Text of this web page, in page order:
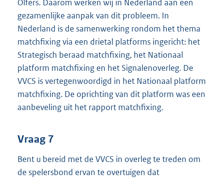
Olfers. Daarom werken wij in Nederland aan een
gezamenlijke aanpak van dit probleem. In
Nederland is de samenwerking rondom het thema
matchfixing via een drietal platforms ingericht: het
Strategisch beraad matchfixing, het Nationaal
platform matchfixing en het Signalenoverleg. De
VVCS is vertegenwoordigd in het Nationaal platform
matchfixing. De oprichting van dit platform was een
aanbeveling uit het rapport matchfixing.
Vraag 7
Bent u bereid met de VVCS in overleg te treden om
de spelersbond ervan te overtuigen dat